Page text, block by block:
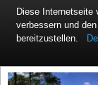
Diese Internetseite
verbessern und
bereitzustellen.